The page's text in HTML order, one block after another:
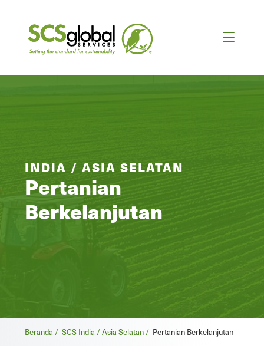
INDIA / ASIA SELATAN
Pertanian
Berkelanjutan
Remah
Beranda / SCS India / Asia Selatan / Pertanian Berkelanjutan